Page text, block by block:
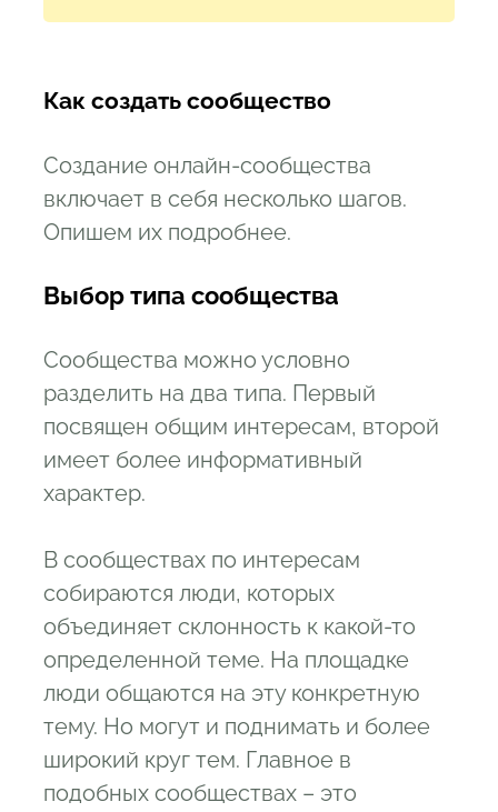
Как создать сообщество
Создание онлайн-сообщества
включает в себя несколько шагов.
Опишем их подробнее.
Выбор типа сообщества
Сообщества можно условно
разделить на два типа. Первый
посвящен общим интересам, второй
имеет более информативный
характер.
В сообществах по интересам
собираются люди, которых
объединяет склонность к какой-то
определенной теме. На площадке
люди общаются на эту конкретную
тему. Но могут и поднимать и более
широкий круг тем. Главное в
подобных сообществах – это